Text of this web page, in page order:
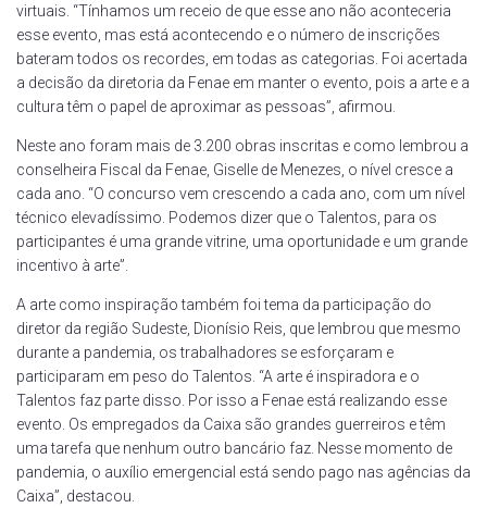
virtuais. “Tínhamos um receio de que esse ano não aconteceria
esse evento, mas está acontecendo e o número de inscrições
bateram todos os recordes, em todas as categorias. Foi acertada
a decisão da diretoria da Fenae em manter o evento, pois a arte e a
cultura têm o papel de aproximar as pessoas”, afirmou.
Neste ano foram mais de 3.200 obras inscritas e como lembrou a
conselheira Fiscal da Fenae, Giselle de Menezes, o nível cresce a
cada ano. “O concurso vem crescendo a cada ano, com um nível
técnico elevadíssimo. Podemos dizer que o Talentos, para os
participantes é uma grande vitrine, uma oportunidade e um grande
incentivo à arte”.
A arte como inspiração também foi tema da participação do
diretor da região Sudeste, Dionísio Reis, que lembrou que mesmo
durante a pandemia, os trabalhadores se esforçaram e
participaram em peso do Talentos. “A arte é inspiradora e o
Talentos faz parte disso. Por isso a Fenae está realizando esse
evento. Os empregados da Caixa são grandes guerreiros e têm
uma tarefa que nenhum outro bancário faz. Nesse momento de
pandemia, o auxílio emergencial está sendo pago nas agências da
Caixa”, destacou.